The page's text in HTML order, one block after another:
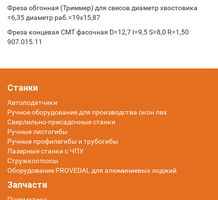
Фреза обгонная (Триммер) для свесов диаметр хвостовика
=6,35 диаметр раб.=19x15,87
Фреза концевая CMT фасочная D=12,7 I=9,5 S=8,0 R=1,50
907.015.11
Станки
Автоподатчики
Ручное оборудование для производства окон пвх
Сверлильно-присадочные станки
Ручные листогибы
Ручные профилегибы и трубогибы
Лазерные станки с ЧПУ
Стружкоотсосы
Оборудование PROVEDAL для алюминиевых лоджий
Запчасти